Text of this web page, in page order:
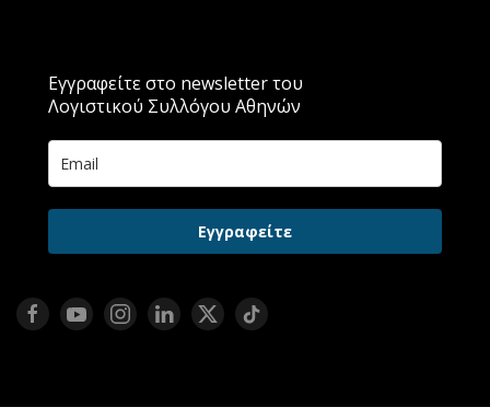
Εγγραφείτε στο newsletter του
Λογιστικού Συλλόγου Αθηνών
Εγγραφείτε